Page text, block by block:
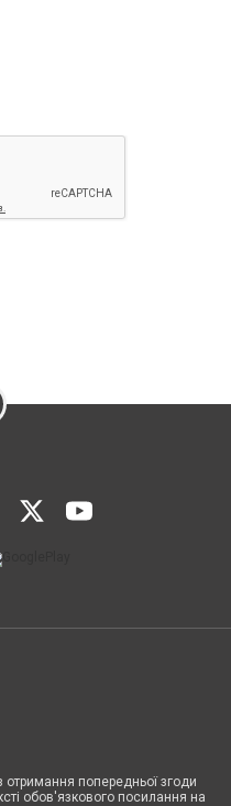
отримання попередньої згоди
обов'язкового посилання на